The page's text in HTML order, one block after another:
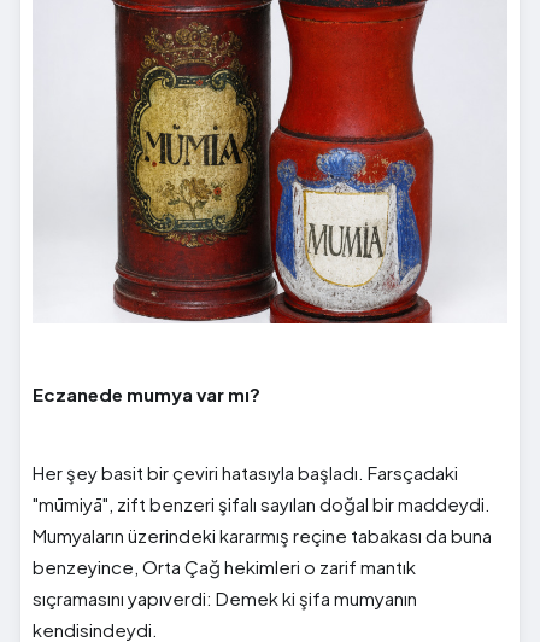
Eczanede mumya var mı?
Her şey basit bir çeviri hatasıyla başladı. Farsçadaki
"mūmiyā", zift benzeri şifalı sayılan doğal bir maddeydi.
Mumyaların üzerindeki kararmış reçine tabakası da buna
benzeyince, Orta Çağ hekimleri o zarif mantık
sıçramasını yapıverdi: Demek ki şifa mumyanın
kendisindeydi.